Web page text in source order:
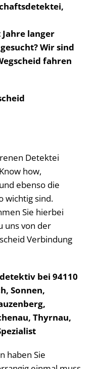
langer
Wir sind
fahren
Detektei
how,
ebenso die
wichtig sind.
Sie hierbei
uns von der
Verbindung
bei 94110
Sonnen,
Thyrnau,
haben Sie